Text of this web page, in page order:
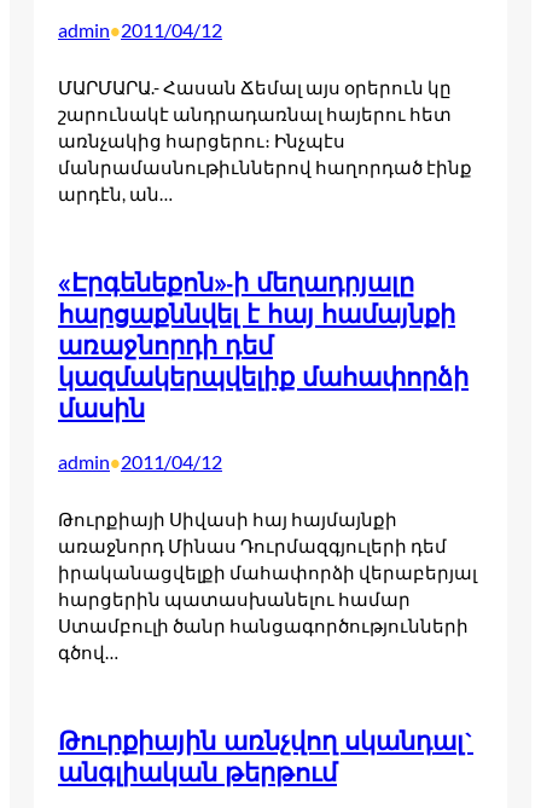
admin•2011/04/12
ՄԱՐՄԱՐԱ.- Հասան Ճեմալ այս օրերուն կը
շարունակէ անդրադառնալ հայերու հետ
առնչակից հարցերու։ Ինչպէս
մանրամասնութիւններով հաղորդած էինք
արդէն, ան…
«Էրգենեքոն»-ի մեղադրյալը
հարցաքննվել է հայ համայնքի
առաջնորդի դեմ
կազմակերպվելիք մահափորձի
մասին
admin•2011/04/12
Թուրքիայի Սիվասի հայ հայմայնքի
առաջնորդ Մինաս Դուրմազգյուլերի դեմ
իրականացվելքի մահափորձի վերաբերյալ
հարցերին պատասխանելու համար
Ստամբուլի ծանր հանցագործությունների
գծով…
Թուրքիային առնչվող սկանդալ`
անգլիական թերթում